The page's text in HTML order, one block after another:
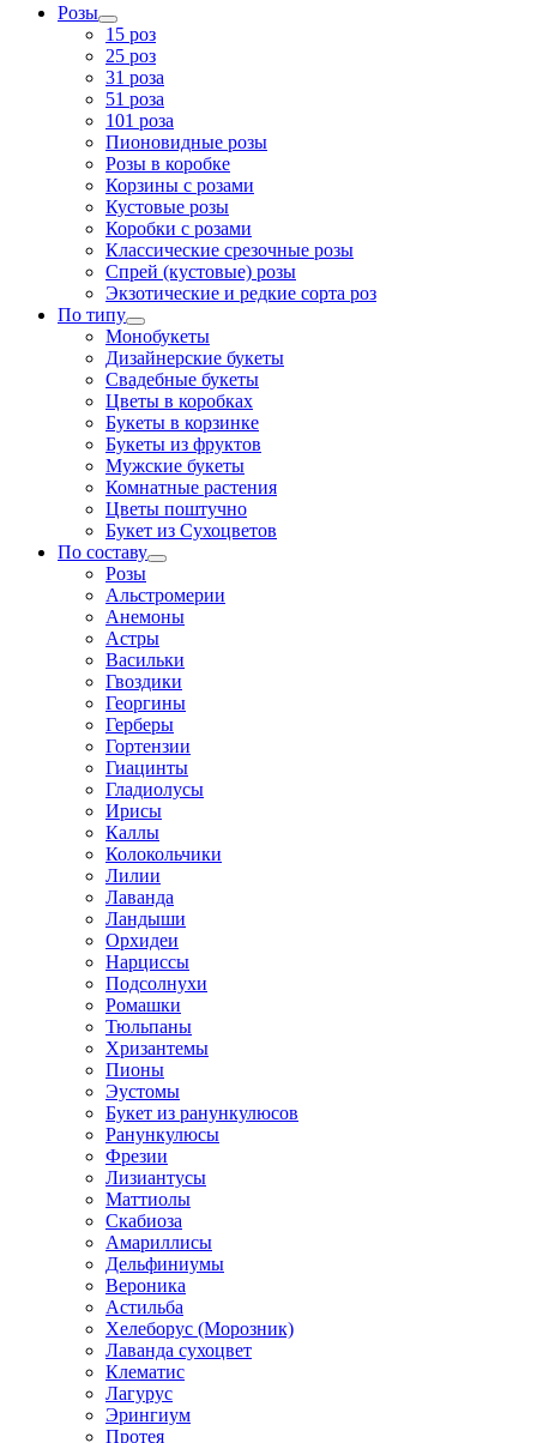
Розы
15 роз
25 роз
31 роза
51 роза
101 роза
Пионовидные розы
Розы в коробке
Корзины с розами
Кустовые розы
Коробки с розами
Классические срезочные розы
Спрей (кустовые) розы
Экзотические и редкие сорта роз
По типу
Монобукеты
Дизайнерские букеты
Свадебные букеты
Цветы в коробках
Букеты в корзинке
Букеты из фруктов
Мужские букеты
Комнатные растения
Цветы поштучно
Букет из Сухоцветов
По составу
Розы
Альстромерии
Анемоны
Астры
Васильки
Гвоздики
Георгины
Герберы
Гортензии
Гиацинты
Гладиолусы
Ирисы
Каллы
Колокольчики
Лилии
Лаванда
Ландыши
Орхидеи
Нарциссы
Подсолнухи
Ромашки
Тюльпаны
Хризантемы
Пионы
Эустомы
Букет из ранункулюсов
Ранункулюсы
Фрезии
Лизиантусы
Маттиолы
Скабиоза
Амариллисы
Дельфиниумы
Вероника
Астильба
Хелеборус (Морозник)
Лаванда сухоцвет
Клематис
Лагурус
Эрингиум
Протея